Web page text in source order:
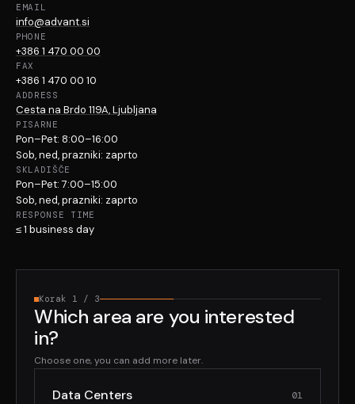
EMAIL
info@advant.si
PHONE
+386 1 470 00 00
FAX
+386 1 470 00 10
ADDRESS
Cesta na Brdo 119A, Ljubljana
PISARNE
Pon–Pet: 8:00–16:00
Sob, ned, prazniki: zaprto
SKLADIŠČE
Pon–Pet: 7:00–15:00
Sob, ned, prazniki: zaprto
RESPONSE TIME
≤ 1 business day
Korak 1 / 3
Which area are you interested
in?
Choose one, you can add more later.
Data Centers 01